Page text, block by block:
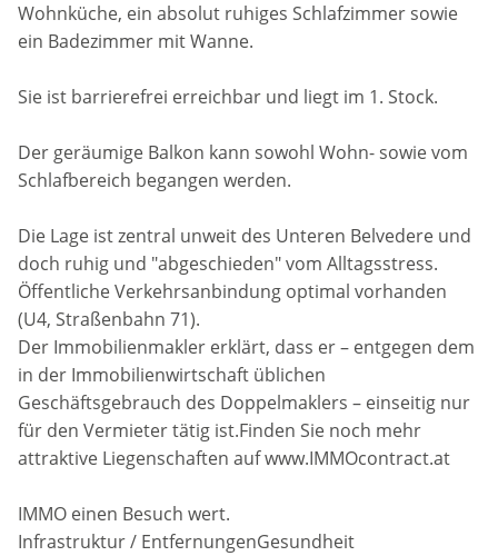
Wohnküche, ein absolut ruhiges Schlafzimmer sowie
ein Badezimmer mit Wanne.
Sie ist barrierefrei erreichbar und liegt im 1. Stock.
Der geräumige Balkon kann sowohl Wohn- sowie vom
Schlafbereich begangen werden.
Die Lage ist zentral unweit des Unteren Belvedere und
doch ruhig und "abgeschieden" vom Alltagsstress.
Öffentliche Verkehrsanbindung optimal vorhanden
(U4, Straßenbahn 71).
Der Immobilienmakler erklärt, dass er – entgegen dem
in der Immobilienwirtschaft üblichen
Geschäftsgebrauch des Doppelmaklers – einseitig nur
für den Vermieter tätig ist.Finden Sie noch mehr
attraktive Liegenschaften auf www.IMMOcontract.at
IMMO einen Besuch wert.
Infrastruktur / EntfernungenGesundheit